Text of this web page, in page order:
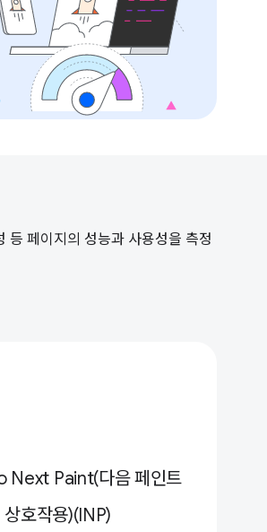
등 페이지의 성능과 사용성을 측정
Paint(다음 페인트
상호작용)(INP)